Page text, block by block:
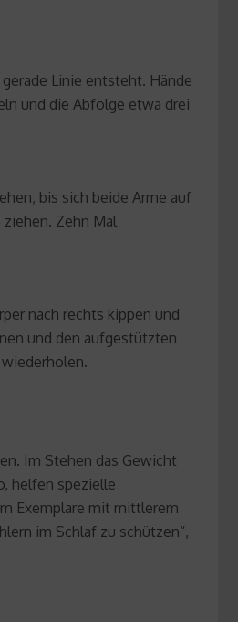
Linie entsteht. Hände
und die Abfolge etwa drei
bis sich beide Arme auf
Zehn Mal
nach rechts kippen und
und den aufgestützten
Im Stehen das Gewicht
helfen spezielle
Exemplare mit mittlerem
im Schlaf zu schützen“,